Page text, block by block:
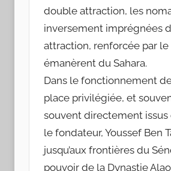
double attraction, les
inversement imprégnées
attraction, renforcée par
émanèrent du Sahara.
Dans le fonctionnement
place privilégiée, et
souvent directement issus
le fondateur, Youssef Ben
jusqu’aux frontières du
pouvoir de la Dynastie